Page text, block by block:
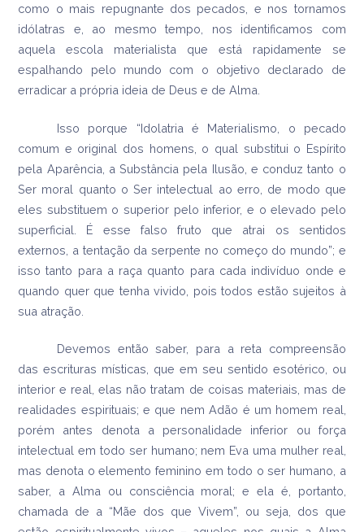
como o mais repugnante dos pecados, e nos tornamos
idólatras e, ao mesmo tempo, nos identificamos com
aquela escola materialista que está rapidamente se
espalhando pelo mundo com o objetivo declarado de
erradicar a própria ideia de Deus e de Alma.
Isso porque “Idolatria é Materialismo, o pecado
comum e original dos homens, o qual substitui o Espírito
pela Aparência, a Substância pela Ilusão, e conduz tanto o
Ser moral quanto o Ser intelectual ao erro, de modo que
eles substituem o superior pelo inferior, e o elevado pelo
superficial. É esse falso fruto que atrai os sentidos
externos, a tentação da serpente no começo do mundo”; e
isso tanto para a raça quanto para cada indivíduo onde e
quando quer que tenha vivido, pois todos estão sujeitos à
sua atração.
Devemos então saber, para a reta compreensão
das escrituras místicas, que em seu sentido esotérico, ou
interior e real, elas não tratam de coisas materiais, mas de
realidades espirituais; e que nem Adão é um homem real,
porém antes denota a personalidade inferior ou força
intelectual em todo ser humano; nem Eva uma mulher real,
mas denota o elemento feminino em todo o ser humano, a
saber, a Alma ou consciência moral; e ela é, portanto,
chamada de a “Mãe dos que Vivem”, ou seja, dos que